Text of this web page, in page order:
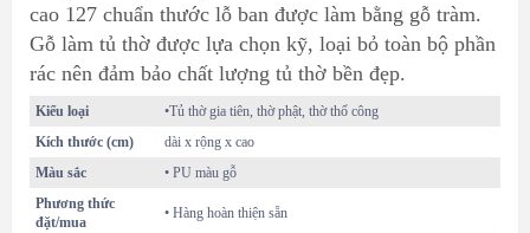
cao 127 chuẩn thước lỗ ban được làm bằng gỗ tràm.
Gỗ làm tủ thờ được lựa chọn kỹ, loại bỏ toàn bộ phần
rác nên đảm bảo chất lượng tủ thờ bền đẹp.
Kiểu loại
•Tủ thờ gia tiên, thờ phật, thờ thổ công
Kích thước (cm)
dài x rộng x cao
Màu sắc
• PU màu gỗ
Phương thức
đặt/mua
• Hàng hoàn thiện sẵn